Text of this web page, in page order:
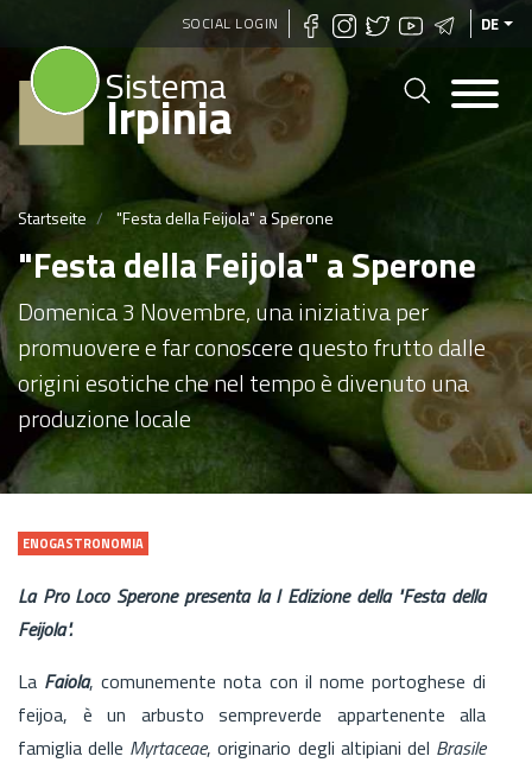
Direkt
zum
Inhalt
SOCIAL LOGIN DE
Sistema
Irpinia
Startseite "Festa della Feijola" a Sperone
"Festa della Feijola" a Sperone
Domenica 3 Novembre, una iniziativa per
promuovere e far conoscere questo frutto dalle
origini esotiche che nel tempo è divenuto una
produzione locale
ENOGASTRONOMIA
La Pro Loco Sperone presenta la I Edizione della "Festa della
Feijola".
La Faiola, comunemente nota con il nome portoghese di
feijoa, è un arbusto sempreverde appartenente alla
famiglia delle Myrtaceae, originario degli altipiani del Brasile